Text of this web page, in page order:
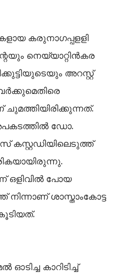
കരുനാഗപ്പളളി
നെയ്യാറ്റിൻകര
അറസ്റ്റ്
ഡോ.
കസ്റ്റഡിയിലെടുത്ത്
ഒളിവില്‍ പോയ
ശാസ്താംകോട്ട
കാറിടിച്ച്‌